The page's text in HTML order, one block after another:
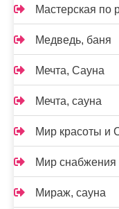
Мастерская по
Медведь, баня
Мечта, Сауна
Мечта, сауна
Мир красоты и
Мир снабжения
Мираж, сауна